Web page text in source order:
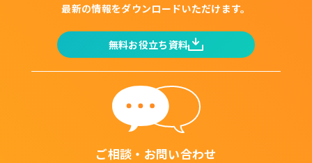
最新の情報をダウンロードいただけます。
無料お役立ち資料
ご相談・お問い合わせ